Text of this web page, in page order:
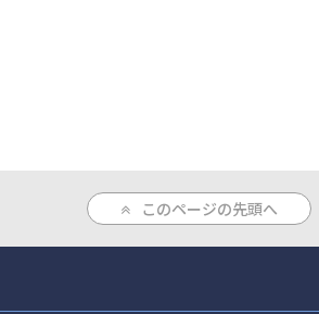
このページの先頭へ